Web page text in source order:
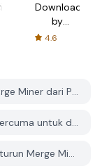
Downloader
by
AFTVnews
4.6
Bagaimana saya boleh memuat turun Merge Miner dari PGYER APK HUB?
Adakah Merge Miner di PGYER APK HUB percuma untuk dimuat turun?
Adakah saya perlu akaun untuk memuat turun Merge Miner dari PGYER APK HUB?